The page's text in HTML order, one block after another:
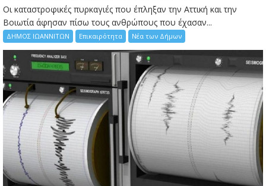
Οι καταστροφικές πυρκαγιές που έπληξαν την Αττική και την
Bοιωτία άφησαν πίσω τους ανθρώπους που έχασαν...
ΔΗΜΟΣ ΙΩΑΝΝΙΤΩΝ Επικαιρότητα Νέα των Δήμων